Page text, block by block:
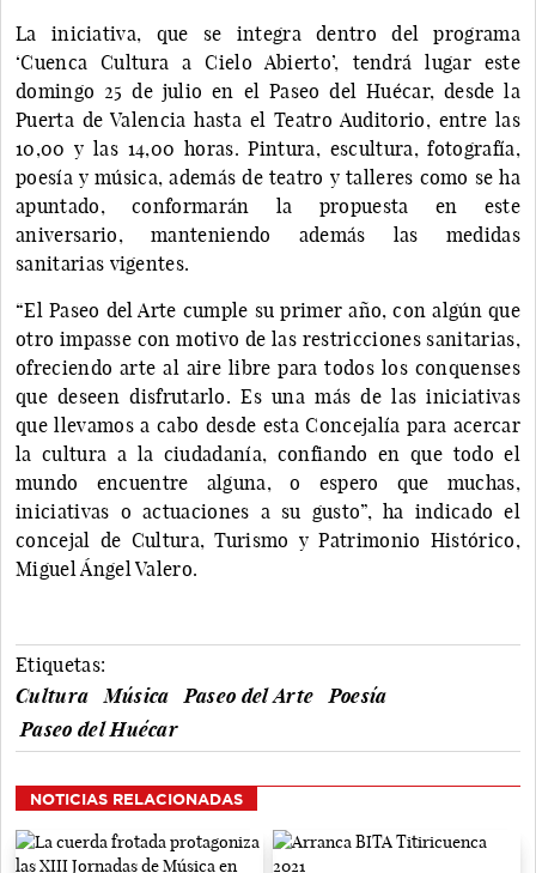
La iniciativa, que se integra dentro del programa
‘Cuenca Cultura a Cielo Abierto’, tendrá lugar este
domingo 25 de julio en el Paseo del Huécar, desde la
Puerta de Valencia hasta el Teatro Auditorio, entre las
10,00 y las 14,00 horas. Pintura, escultura, fotografía,
poesía y música, además de teatro y talleres como se ha
apuntado, conformarán la propuesta en este
aniversario, manteniendo además las medidas
sanitarias vigentes.
“El Paseo del Arte cumple su primer año, con algún que
otro impasse con motivo de las restricciones sanitarias,
ofreciendo arte al aire libre para todos los conquenses
que deseen disfrutarlo. Es una más de las iniciativas
que llevamos a cabo desde esta Concejalía para acercar
la cultura a la ciudadanía, confiando en que todo el
mundo encuentre alguna, o espero que muchas,
iniciativas o actuaciones a su gusto”, ha indicado el
concejal de Cultura, Turismo y Patrimonio Histórico,
Miguel Ángel Valero.
Etiquetas:
Cultura
Música Paseo del Arte
Poesía
Paseo del Huécar
NOTICIAS RELACIONADAS